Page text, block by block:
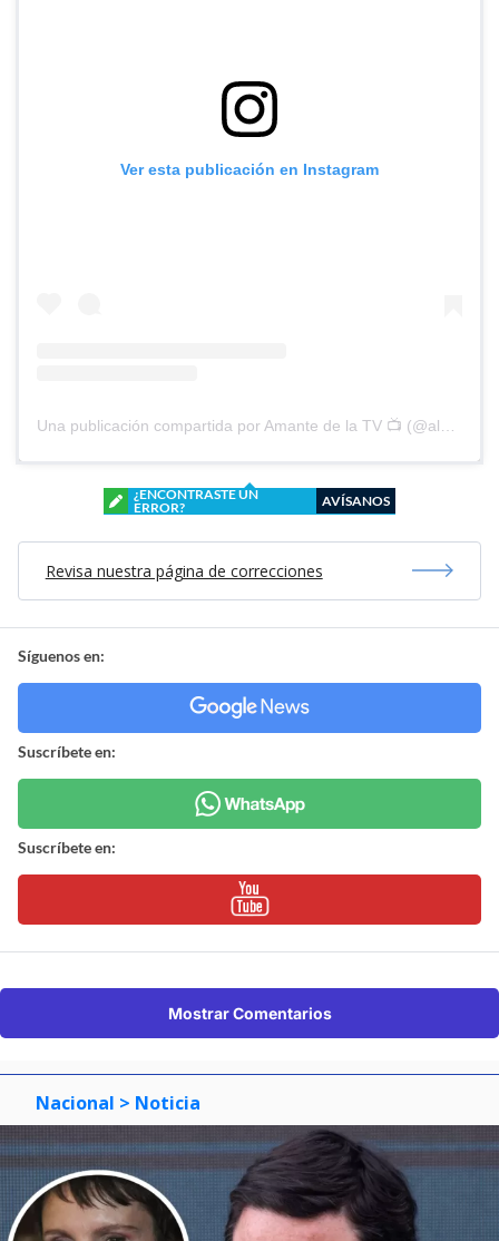
Ver esta publicación en Instagram
¿ENCONTRASTE UN
ERROR?
AVÍSANOS
Revisa nuestra página de correcciones
Síguenos en:
Suscríbete en:
Suscríbete en:
Mostrar Comentarios
Nacional > Noticia